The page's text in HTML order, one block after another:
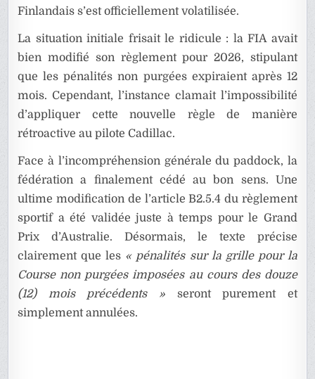
Finlandais s’est officiellement volatilisée.
La situation initiale frisait le ridicule : la FIA avait
bien modifié son règlement pour 2026, stipulant
que les pénalités non purgées expiraient après 12
mois. Cependant, l’instance clamait l’impossibilité
d’appliquer cette nouvelle règle de manière
rétroactive au pilote Cadillac.
Face à l’incompréhension générale du paddock, la
fédération a finalement cédé au bon sens. Une
ultime modification de l’article B2.5.4 du règlement
sportif a été validée juste à temps pour le Grand
Prix d’Australie. Désormais, le texte précise
clairement que les « pénalités sur la grille pour la
Course non purgées imposées au cours des douze
(12) mois précédents » seront purement et
simplement annulées.